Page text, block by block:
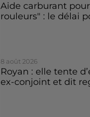
Aide carburant
rouleurs" : le délai
8 août 2026
Royan : elle tente
ex-conjoint et dit